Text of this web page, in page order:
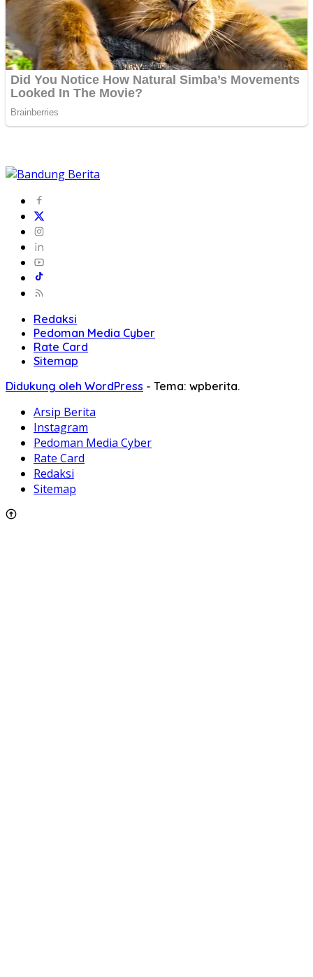
Redaksi
Pedoman Media Cyber
Rate Card
Sitemap
Didukung oleh WordPress - Tema: wpberita.
Arsip Berita
Instagram
Pedoman Media Cyber
Rate Card
Redaksi
Sitemap